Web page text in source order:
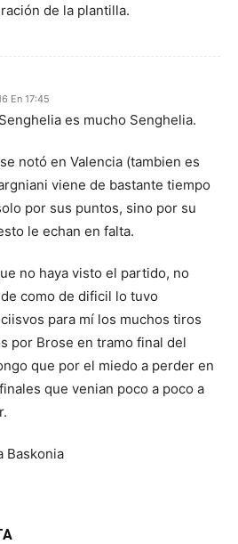
de la plantilla.
En 17:45
es mucho Senghelia.
notó en Valencia (tambien es
viene de bastante tiempo
por sus puntos, sino por su
le echan en falta.
no haya visto el partido, no
como de dificil lo tuvo
para mí los muchos tiros
por Brose en tramo final del
que por el miedo a perder en
que venian poco a poco a
Baskonia